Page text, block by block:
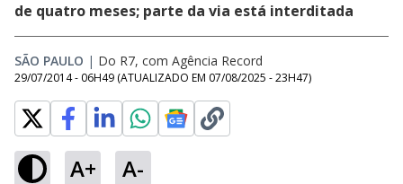
de quatro meses; parte da via está interditada
SÃO PAULO | Do R7, com Agência Record
29/07/2014 - 06H49 (ATUALIZADO EM 07/08/2025 - 23H47)
A+ A-